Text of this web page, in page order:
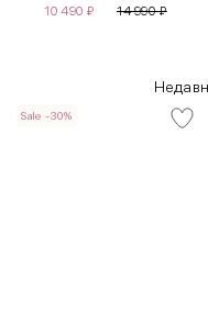
10 490 ₽ 14 990₽
Sale -30%